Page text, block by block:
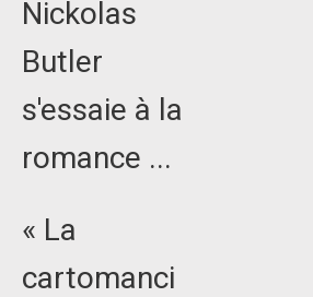
Nickolas
Butler
s'essaie à la
romance ...
« La
cartomanci